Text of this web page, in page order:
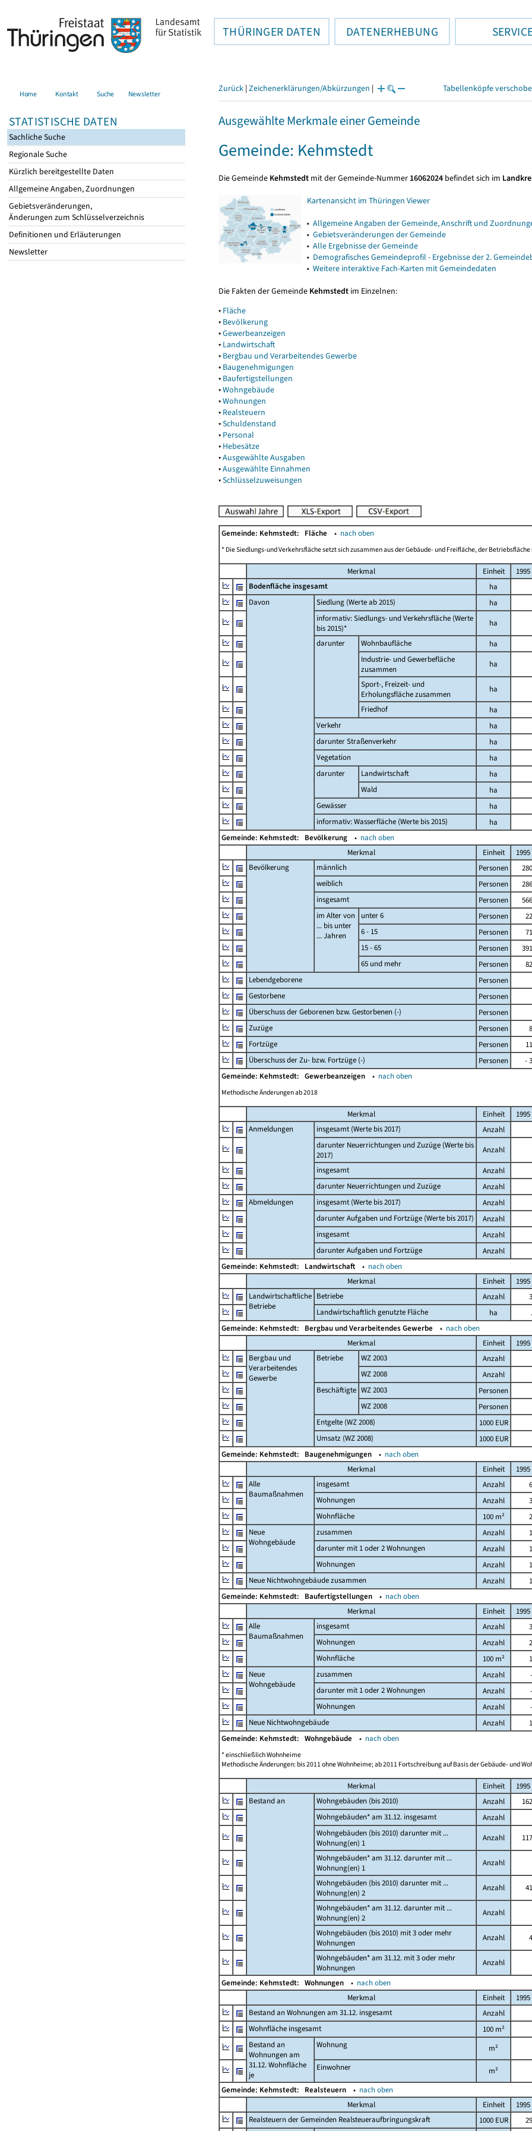
THÜRINGER DATEN DATENERHEBUNG
Home Kontakt Suche Newsletter
STATISTISCHE DATEN
Sachliche Suche
Regionale Suche
Kürzlich bereitgestellte Daten
Allgemeine Angaben, Zuordnungen
Gebietsveränderungen,
Änderungen zum Schlüsselverzeichnis
Definitionen und Erläuterungen
Newsletter
Zurück | Zeichenerklärungen/Abkürzungen | Tabellenköpfe
Ausgewählte Merkmale einer Gemeinde
Gemeinde: Kehmstedt
Die Gemeinde Kehmstedt mit der Gemeinde-Nummer 16062024 befindet sich im
Kartenansicht im Thüringen Viewer
▸ Allgemeine Angaben der Gemeinde, Anschrift und
▸ Gebietsveränderungen der Gemeinde
▸ Alle Ergebnisse der Gemeinde
▸ Demografisches Gemeindeprofil - Ergebnisse der 2.
▸ Weitere interaktive Fach-Karten mit Gemeindedaten
Die Fakten der Gemeinde Kehmstedt im Einzelnen:
▾ Fläche
▾ Bevölkerung
▾Gewerbeanzeigen
▾ Landwirtschaft
▾ Bergbau und Verarbeitendes Gewerbe
▾ Baugenehmigungen
▾ Baufertigstellungen
▾Wohngebäude
▾Wohnungen
▾ Realsteuern
▾Schuldenstand
▾ Personal
▾ Hebesätze
▾Ausgewählte Ausgaben
▾Ausgewählte Einnahmen
▾Schlüsselzuweisungen
Gemeinde: Kehmstedt: Fläche ▴ nach oben
* Die Siedlungs-und Verkehrsfläche setzt sich zusammen aus der Gebäude- und Freifläche, der
Merkmal Einheit 1995
Bodenfläche insgesamt
ha
Davon
Siedlung (Werte ab 2015)
ha
informativ: Siedlungs- und Verkehrsfläche (Werte
bis 2015)*
ha
darunter
Wohnbaufläche
ha
Industrie- und Gewerbefläche
zusammen
ha
Sport-, Freizeit- und
Erholungsfläche zusammen
ha
Friedhof
ha
Verkehr
ha
darunter Straßenverkehr
ha
Vegetation
ha
darunter
Landwirtschaft
ha
Wald
ha
Gewässer
ha
informativ: Wasserfläche (Werte bis 2015)
ha
Gemeinde: Kehmstedt: Bevölkerung ▴ nach oben
Merkmal
Einheit 1995
Bevölkerung
männlich Personen 280
weiblich
Personen 286
insgesamt
Personen 566
im Alter von
... bis unter
... Jahren
unter 6 Personen 22
6 - 15
Personen 71
15 - 65
Personen 391
65 und mehr
Personen 82
Lebendgeborene
Personen
Gestorbene
Personen
Überschuss der Geborenen bzw. Gestorbenen (-)
Personen
Zuzüge
Personen 8
Fortzüge
Personen 11
Überschuss der Zu- bzw. Fortzüge (-)
Personen - 3
Gemeinde: Kehmstedt: Gewerbeanzeigen ▴ nach oben
Methodische Änderungen ab 2018
Merkmal Einheit 1995
Anmeldungen
insgesamt (Werte bis 2017) Anzahl
darunter Neuerrichtungen und Zuzüge (Werte bis
2017)
Anzahl
insgesamt
Anzahl
darunter Neuerrichtungen und Zuzüge
Anzahl
Abmeldungen
insgesamt (Werte bis 2017) Anzahl
darunter Aufgaben und Fortzüge (Werte bis 2017)
Anzahl
insgesamt
Anzahl
darunter Aufgaben und Fortzüge
Anzahl
Gemeinde: Kehmstedt: Landwirtschaft ▴ nach oben
Merkmal
Einheit 1995
Landwirtschaftliche
Betriebe
Betriebe Anzahl 3
Landwirtschaftlich genutzte Fläche
ha .
Gemeinde: Kehmstedt: Bergbau und Verarbeitendes Gewerbe ▴ nach oben
Merkmal
Einheit 1995
Bergbau und
Verarbeitendes
Gewerbe
Betriebe WZ 2003 Anzahl
WZ 2008
Anzahl
Beschäftigte WZ 2003 Personen
WZ 2008
Personen
Entgelte (WZ 2008)
1000 EUR
Umsatz (WZ 2008)
1000 EUR
Gemeinde: Kehmstedt: Baugenehmigungen ▴ nach oben
Merkmal
Einheit 1995
Alle
Baumaßnahmen
insgesamt Anzahl 6
Wohnungen
Anzahl 3
Wohnfläche
100 m² 2
Neue
Wohngebäude
zusammen Anzahl 1
darunter mit 1 oder 2 Wohnungen
Anzahl 1
Wohnungen
Anzahl 1
Neue Nichtwohngebäude zusammen
Anzahl 1
Gemeinde: Kehmstedt: Baufertigstellungen ▴ nach oben
Merkmal
Einheit 1995
Alle
Baumaßnahmen
insgesamt Anzahl 3
Wohnungen
Anzahl 2
Wohnfläche
100 m² 1
Neue
Wohngebäude
zusammen Anzahl -
darunter mit 1 oder 2 Wohnungen
Anzahl -
Wohnungen
Anzahl -
Neue Nichtwohngebäude
Anzahl 1
Gemeinde: Kehmstedt: Wohngebäude ▴ nach oben
* einschließlich Wohnheime
Methodische Änderungen: bis 2011 ohne Wohnheime; ab 2011 Fortschreibung auf Basis der Gebäude- und
Merkmal Einheit 1995
Bestand an
Wohngebäuden (bis 2010) Anzahl 162
Wohngebäuden* am 31.12. insgesamt
Anzahl
Wohngebäuden (bis 2010) darunter mit ...
Wohnung(en) 1
Anzahl 117
Wohngebäuden* am 31.12. darunter mit ...
Wohnung(en) 1
Anzahl
Wohngebäuden (bis 2010) darunter mit ...
Wohnung(en) 2
Anzahl 41
Wohngebäuden* am 31.12. darunter mit ...
Wohnung(en) 2
Anzahl
Wohngebäuden (bis 2010) mit 3 oder mehr
Wohnungen
Anzahl 4
Wohngebäuden* am 31.12. mit 3 oder mehr
Wohnungen
Anzahl
Gemeinde: Kehmstedt: Wohnungen ▴ nach oben
Merkmal
Einheit 1995
Bestand an Wohnungen am 31.12. insgesamt
Anzahl
Wohnfläche insgesamt
100 m²
Bestand an
Wohnungen am
31.12. Wohnfläche
je
Wohnung
m²
Einwohner
m²
Gemeinde: Kehmstedt: Realsteuern ▴ nach oben
Merkmal
Einheit 1995
Realsteuern der Gemeinden Realsteueraufbringungskraft
1000 EUR 29